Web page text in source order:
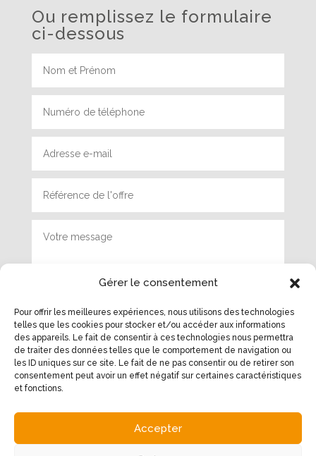
Gérer le consentement
Pour offrir les meilleures expériences, nous utilisons des technologies
telles que les cookies pour stocker et/ou accéder aux informations
des appareils. Le fait de consentir à ces technologies nous permettra
de traiter des données telles que le comportement de navigation ou
les ID uniques sur ce site. Le fait de ne pas consentir ou de retirer son
consentement peut avoir un effet négatif sur certaines caractéristiques
et fonctions.
Accepter
Ou remplissez le formulaire
ci-dessous
Envoyer